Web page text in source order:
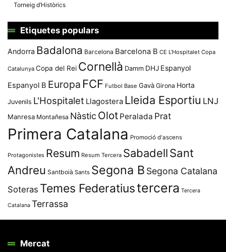
Torneig d’Històrics
Etiquetes populars
Andorra Badalona Barcelona Barcelona B CE L'Hospitalet Copa
Catalunya Copa del Rei Cornellà Damm DHJ Espanyol
Espanyol B Europa FCF Futbol Base Gavà Girona Horta
Juvenils L'Hospitalet Llagostera Lleida Esportiu LNJ
Manresa Montañesa Nàstic Olot Peralada Prat
Primera Catalana Promoció d'ascens
Protagonistes Resum Resum Tercera SabadellSant
Andreu Santboià Sants Segona B Segona Catalana
Soteras Temes Federatiustercera Tercera
Catalana Terrassa
Mercat